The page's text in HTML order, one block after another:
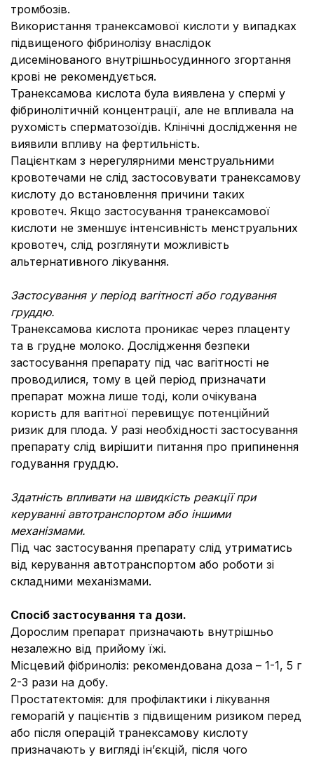
тромбозів.
Використання транексамової кислоти у випадках
підвищеного фібринолізу внаслідок
дисемінованого внутрішньосудинного згортання
крові не рекомендується.
Транексамова кислота була виявлена у спермі у
фібринолітичній концентрації, але не впливала на
рухомість сперматозоїдів. Клінічні дослідження не
виявили впливу на фертильність.
Пацієнткам з нерегулярними менструальними
кровотечами не слід застосовувати транексамову
кислоту до встановлення причини таких
кровотеч. Якщо застосування транексамової
кислоти не зменшує інтенсивність менструальних
кровотеч, слід розглянути можливість
альтернативного лікування.
Застосування у період вагітності або годування
груддю.
Транексамова кислота проникає через плаценту
та в грудне молоко. Дослідження безпеки
застосування препарату під час вагітності не
проводилися, тому в цей період призначати
препарат можна лише тоді, коли очікувана
користь для вагітної перевищує потенційний
ризик для плода. У разі необхідності застосування
препарату слід вирішити питання про припинення
годування груддю.
Здатність впливати на швидкість реакції при
керуванні автотранспортом або іншими
механізмами.
Під час застосування препарату слід утриматись
від керування автотранспортом або роботи зі
складними механізмами.
Спосіб застосування та дози.
Дорослим препарат призначають внутрішньо
незалежно від прийому їжі.
Місцевий фібриноліз: рекомендована доза – 1-1, 5 г
2-3 рази на добу.
Простатектомія: для профілактики і лікування
геморагій у пацієнтів з підвищеним ризиком перед
або після операцій транексамову кислоту
призначають у вигляді ін’єкцій, після чого